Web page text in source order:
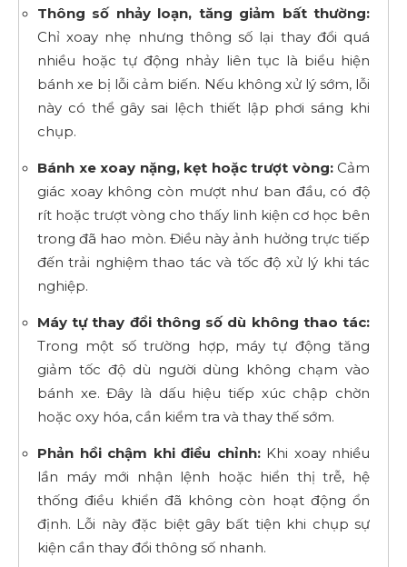
Thông số nhảy loạn, tăng giảm bất thường:
Chỉ xoay nhẹ nhưng thông số lại thay đổi quá
nhiều hoặc tự động nhảy liên tục là biểu hiện
bánh xe bị lỗi cảm biến. Nếu không xử lý sớm, lỗi
này có thể gây sai lệch thiết lập phơi sáng khi
chụp.
Bánh xe xoay nặng, kẹt hoặc trượt vòng:Cảm
giác xoay không còn mượt như ban đầu, có độ
rít hoặc trượt vòng cho thấy linh kiện cơ học bên
trong đã hao mòn. Điều này ảnh hưởng trực tiếp
đến trải nghiệm thao tác và tốc độ xử lý khi tác
nghiệp.
Máy tự thay đổi thông số dù không thao tác:
Trong một số trường hợp, máy tự động tăng
giảm tốc độ dù người dùng không chạm vào
bánh xe. Đây là dấu hiệu tiếp xúc chập chờn
hoặc oxy hóa, cần kiểm tra và thay thế sớm.
Phản hồi chậm khi điều chỉnh:Khi xoay nhiều
lần máy mới nhận lệnh hoặc hiển thị trễ, hệ
thống điều khiển đã không còn hoạt động ổn
định. Lỗi này đặc biệt gây bất tiện khi chụp sự
kiện cần thay đổi thông số nhanh.